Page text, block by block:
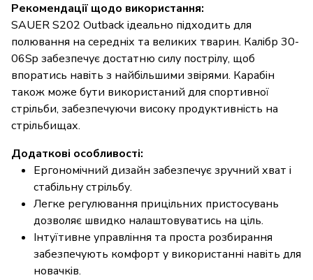
Рекомендації щодо використання:
SAUER S202 Outback ідеально підходить для
полювання на середніх та великих тварин. Калібр 30-
06Sp забезпечує достатню силу пострілу, щоб
впоратись навіть з найбільшими звірями. Карабін
також може бути використаний для спортивної
стрільби, забезпечуючи високу продуктивність на
стрільбищах.
Додаткові особливості:
Ергономічний дизайн забезпечує зручний хват і
стабільну стрільбу.
Легке регулювання прицільних пристосувань
дозволяє швидко налаштовуватись на ціль.
Інтуїтивне управління та проста розбирання
забезпечують комфорт у використанні навіть для
новачків.